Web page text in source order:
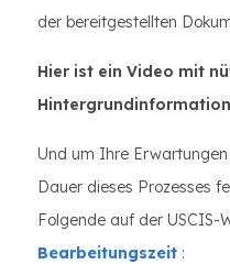
der bereitgestellten
Hier ist ein Video mit
Und um Ihre
Dauer dieses Prozesses
Folgende auf der USCIS-
Bearbeitungszeit :